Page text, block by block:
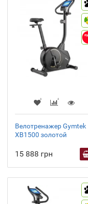
Велотренажер Gymtek
XB1500 золотой
15 888 грн